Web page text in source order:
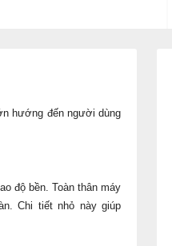
hướng đến người dùng
độ bền. Toàn thân máy
Chi tiết nhỏ này giúp